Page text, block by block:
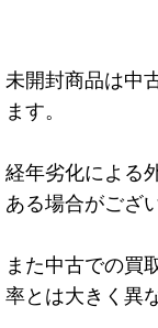
未開封商品は中
ます。
経年劣化による
ある場合がござ
また中古での買
率とは大きく異